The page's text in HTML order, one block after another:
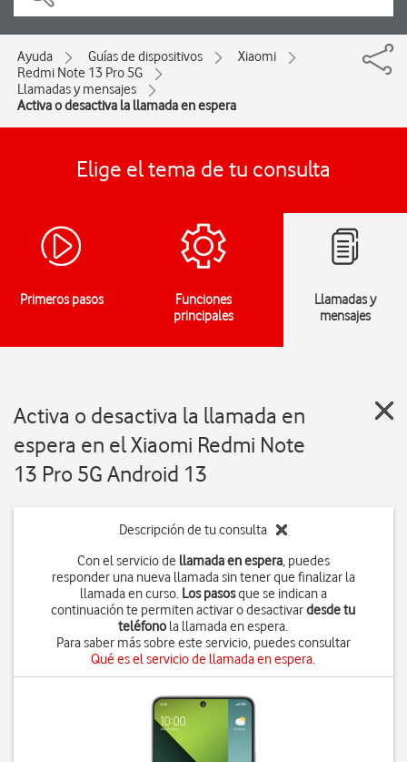
Ayuda Guías de dispositivos
Xiaomi
Redmi Note 13 Pro 5G
Llamadas y mensajes
Activa o desactiva la llamada en espera
Elige el tema de tu consulta
Primeros pasos
Funciones
principales
Llamadas y
mensajes
Activa o desactiva la llamada en
espera en el Xiaomi Redmi Note
13 Pro 5G Android 13
Descripción de tu consulta
Con el servicio de llamada en espera, puedes
responder una nueva llamada sin tener que finalizar la
llamada en curso. Los pasosque se indican a
continuación te permiten activar o desactivardesde tu
teléfono la llamada en espera.
Para saber más sobre este servicio, puedes consultar
Qué es el servicio de llamada en espera.